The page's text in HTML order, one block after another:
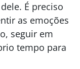
É preciso
as emoções
seguir em
tempo para